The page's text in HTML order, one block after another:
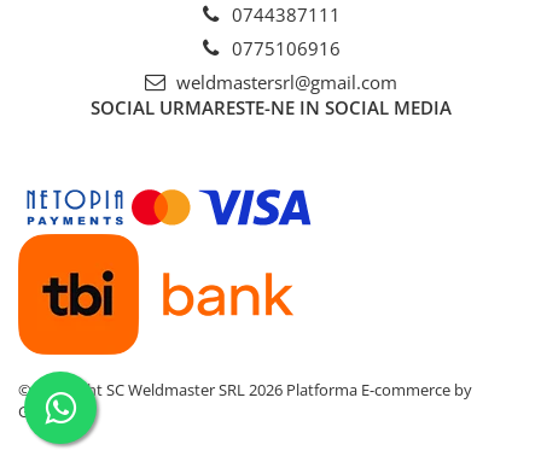
Cap de Sudura Double Wobbler
ofera modele de sudura reglabile, permitand operatorilor sa
personalizeze traseul si latimea sudurii pentru o
adaptabilitate ridicata si o precizie optima pe diferite tipuri de
0744387111
0775106916
weldmastersrl@gmail.com
SOCIAL URMARESTE-NE IN SOCIAL MEDIA
©Copyright SC Weldmaster SRL 2026 Platforma E-commerce by
Gomag